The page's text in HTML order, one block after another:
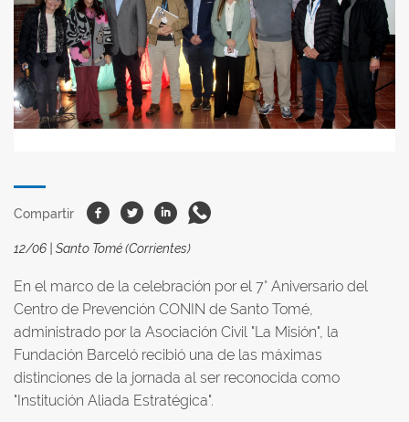
Compartir Facebook
TwitterLinkedin
Whatsapp
12/06 | Santo Tomé (Corrientes)
En el marco de la celebración por el 7° Aniversario del
Centro de Prevención CONIN de Santo Tomé,
administrado por la Asociación Civil "La Misión", la
Fundación Barceló recibió una de las máximas
distinciones de la jornada al ser reconocida como
"Institución Aliada Estratégica".